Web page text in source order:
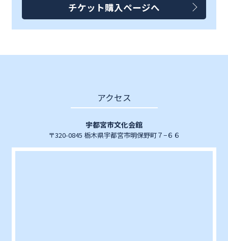
チケット購入ページへ
アクセス
宇都宮市文化会館
〒320-0845 栃木県宇都宮市明保野町７−６６